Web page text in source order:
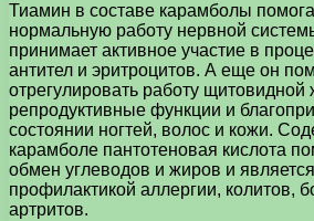
Тиамин в составе карамболы
нормальную работу нервной
принимает активное участие в
антител и эритроцитов. А еще он
отрегулировать работу щитовидной
репродуктивные функции и
состоянии ногтей, волос и кожи.
карамболе пантотеновая кислота
обмен углеводов и жиров и
профилактикой аллергии, колитов,
артритов.